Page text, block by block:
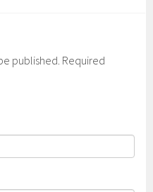
published. Required